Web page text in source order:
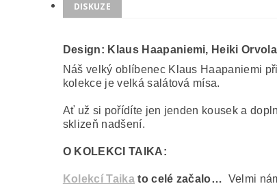
DISKUZE
Design: Klaus Haapaniemi, Heiki
Náš velký oblíbenec Klaus Haapaniemi
kolekce je velká salátová mísa.
Ať už si pořídíte jen jenden kousek a
sklizeň nadšení.
O KOLEKCI TAIKA:
Kolekcí Taikato celé začalo… Velmi